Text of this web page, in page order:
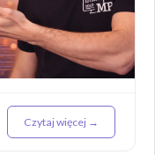
Czytaj więcej →